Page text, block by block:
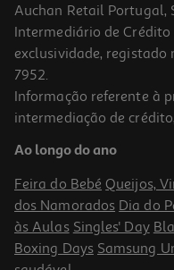
Pato Tubbz Wicked Prince
19.99 €/un
19,99 €
Auchan Retail Portugal,
Intermediário de
exclusividade, registado
7952.
Informação referente à
intermediação de crédito,
Ao longo do ano
Feira do Bebé Queijos,
dos Namorados Dia do
às Aulas Singles' Day
Boxing Days Samsung